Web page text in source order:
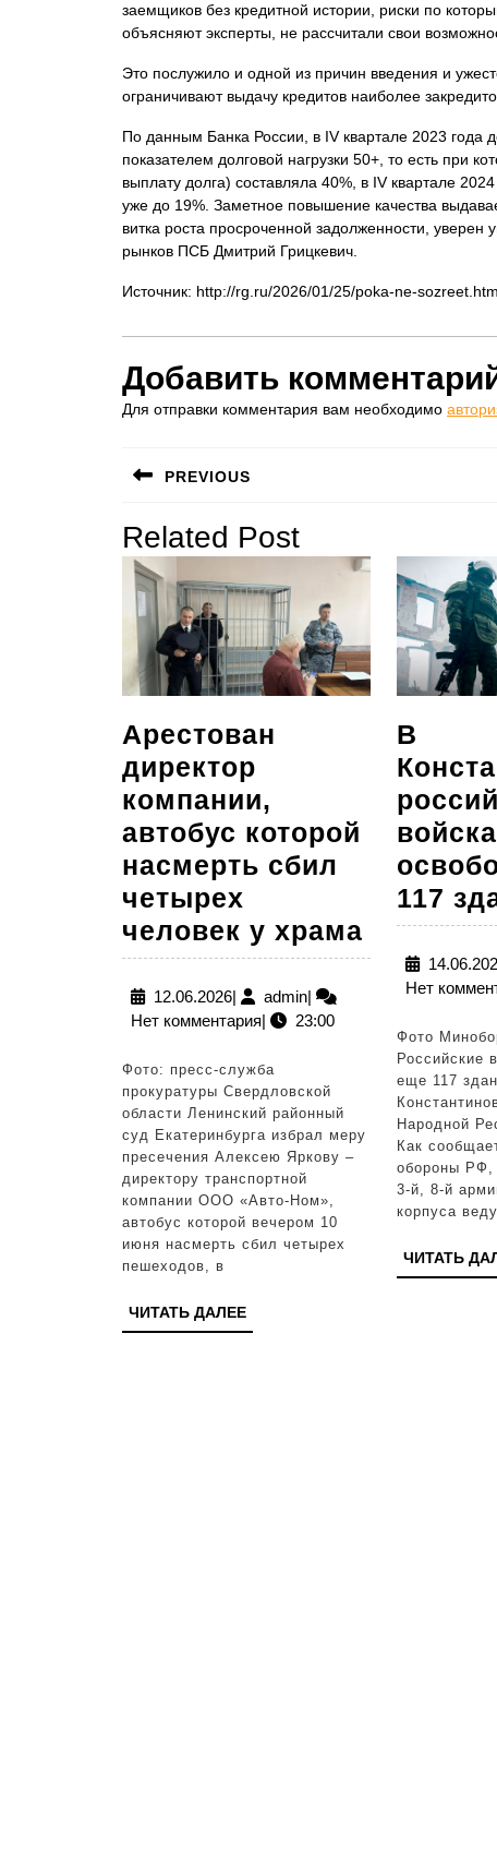
заемщиков без кредитной истории, риски по
объясняют эксперты, не рассчитали свои
Это послужило и одной из причин введения и
ограничивают выдачу кредитов наиболее
По данным Банка России, в IV квартале 2023
показателем долговой нагрузки 50+, то есть при
выплату долга) составляла 40%, в IV квартале
уже до 19%. Заметное повышение качества
витка роста просроченной задолженности,
рынков ПСБ Дмитрий Грицкевич.
Источник: http://rg.ru/2026/01/25/poka-ne-
Добавить
Для отправки комментария вам необходимо
Навигация
записям
PREVIOUS
запись:
Related Post
Арестован
директор
компании,
автобус которой
насмерть сбил
четырех
человек у храма
директор
автобус
которой
насмерть
сбил
четырех
человек
храма
12.06.202612.06.2026
| adminadmin
|
Нет комментария| 23:00
Фото: пресс-служба
прокуратуры Свердловской
области Ленинский районный
суд Екатеринбурга избрал меру
пресечения Алексею Яркову –
директору транспортной
компании ООО «Авто-Ном»,
автобус которой вечером 10
июня насмерть сбил четырех
пешеходов, в
ЧИТАТЬ ДАЛЕЕЧИТАТЬ
ДАЛЕЕ
В
войска
117
Нет
Фото
Российские
еще 117
Народной
Как
обороны РФ,
3-й, 8-й
корпуса
ЧИТАТЬ